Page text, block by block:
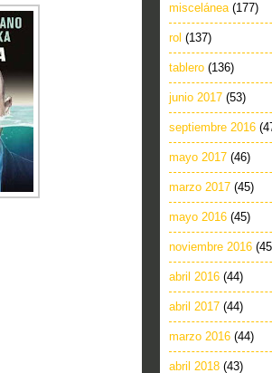
miscelánea (177)
rol (137)
tablero (136)
junio 2017 (53)
septiembre 2016
mayo 2017 (46)
marzo 2017 (45)
mayo 2016 (45)
noviembre 2016
abril 2016 (44)
abril 2017 (44)
marzo 2016 (44)
abril 2018 (43)